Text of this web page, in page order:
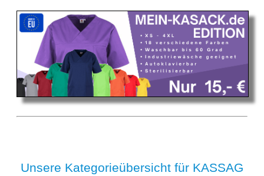
Unsere Kategorieübersicht für KASSAG